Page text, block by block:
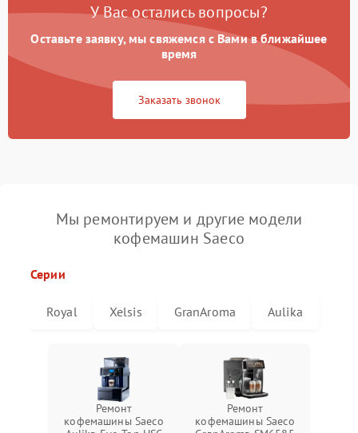
У Вас остались вопросы?
Оставьте заявку, мы свяжемся с Вами в ближайшее
время
Заказать звонок
Мы ремонтируем и другие модели
кофемашин Saeco
Серии
Royal Xelsis GranAroma Aulika
Ремонт
кофемашины Saeco
Ремонт
кофемашины Saeco